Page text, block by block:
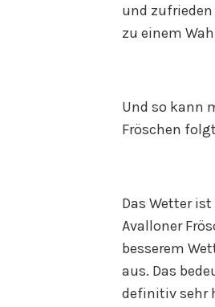
und
zu einem
Und so kann
Fröschen
Das Wetter
Avalloner
besserem
aus. Das
definitiv sehr